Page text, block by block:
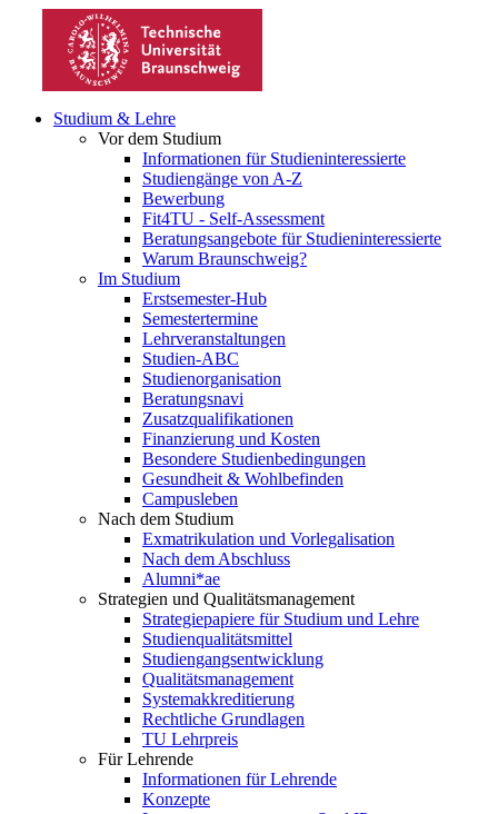
Studium & Lehre
Vor dem Studium
Informationen für Studieninteressierte
Studiengänge von A-Z
Bewerbung
Fit4TU - Self-Assessment
Beratungsangebote für Studieninteressierte
Warum Braunschweig?
Im Studium
Erstsemester-Hub
Semestertermine
Lehrveranstaltungen
Studien-ABC
Studienorganisation
Beratungsnavi
Zusatzqualifikationen
Finanzierung und Kosten
Besondere Studienbedingungen
Gesundheit & Wohlbefinden
Campusleben
Nach dem Studium
Exmatrikulation und Vorlegalisation
Nach dem Abschluss
Alumni*ae
Strategien und Qualitätsmanagement
Strategiepapiere für Studium und Lehre
Studienqualitätsmittel
Studiengangsentwicklung
Qualitätsmanagement
Systemakkreditierung
Rechtliche Grundlagen
TU Lehrpreis
Für Lehrende
Informationen für Lehrende
Konzepte